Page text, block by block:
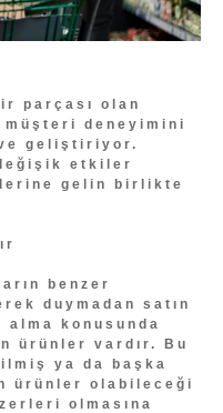
parçası olan
deneyimini
geliştiriyor.
etkiler
gelin birlikte
benzer
duymadan satın
konusunda
ürünler vardır. Bu
ya da başka
ürünler olabileceği
olmasına